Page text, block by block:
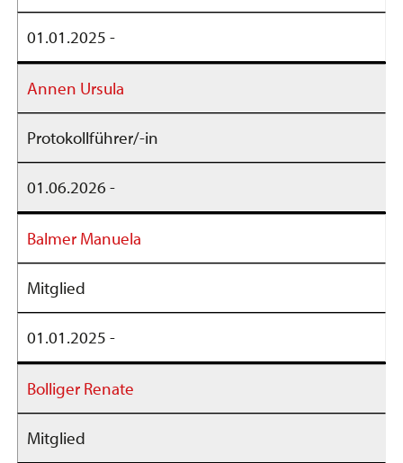
01.01.2025 -
Annen Ursula
Protokollführer/-in
01.06.2026 -
Balmer Manuela
Mitglied
01.01.2025 -
Bolliger Renate
Mitglied